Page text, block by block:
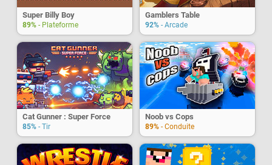
Super Billy Boy
89% - Plateforme
Gamblers Table
92% - Arcade
Cat Gunner : Super Force
85% - Tir
Noob vs Cops
89% - Conduite